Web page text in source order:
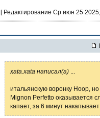
[ Редактирование Ср июн 25
xata.xata написал(а)
итальянскую воронку Hoop,
Mignon Perfetto оказывается
капает, за 6 минут